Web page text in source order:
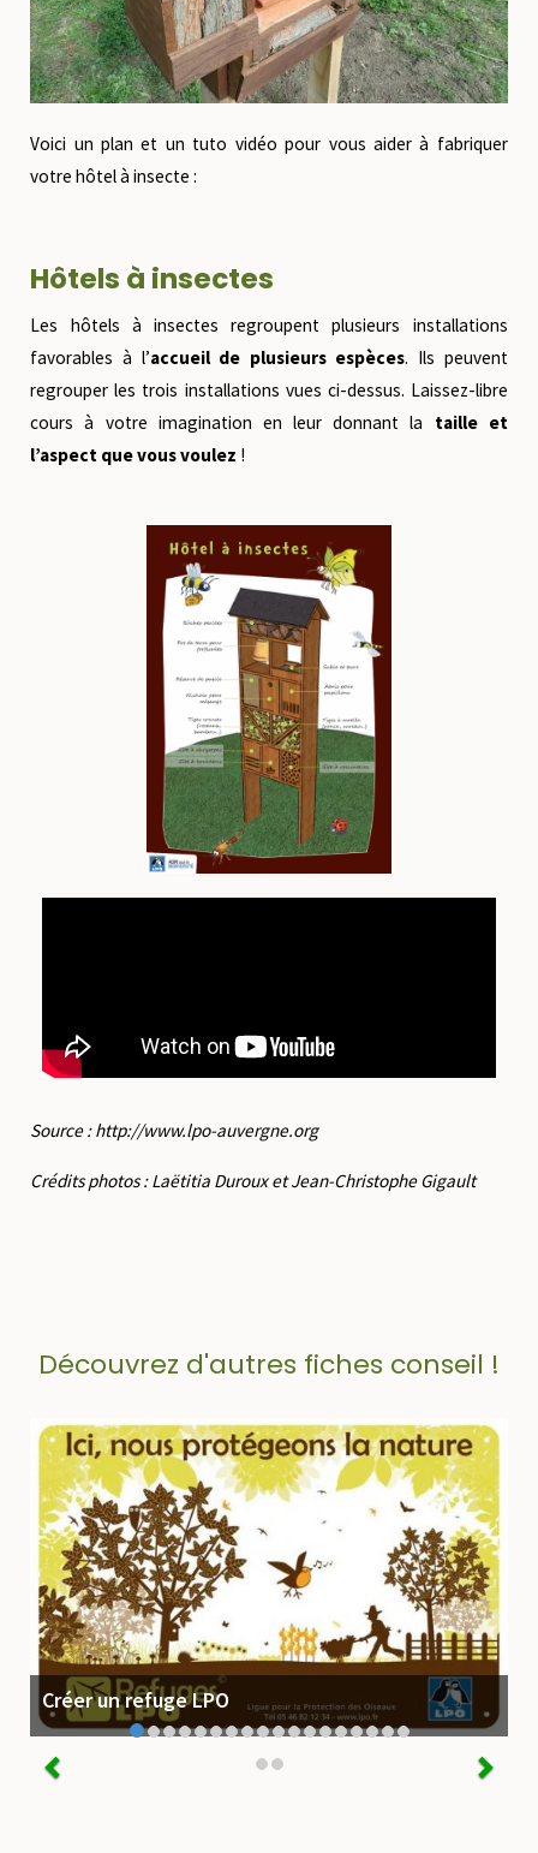
Voici un plan et un tuto vidéo pour vous aider à fabriquer
votre hôtel à insecte :
Hôtels à insectes
Les hôtels à insectes regroupent plusieurs installations
favorables à l’accueil de plusieurs espèces. Ils peuvent
regrouper les trois installations vues ci-dessus. Laissez-libre
cours à votre imagination en leur donnant la taille et
l’aspect que vous voulez !
Source : http://www.lpo-auvergne.org
Crédits photos : Laëtitia Duroux et Jean-Christophe Gigault
Découvrez d'autres fiches conseil !
Créer un refuge LPO